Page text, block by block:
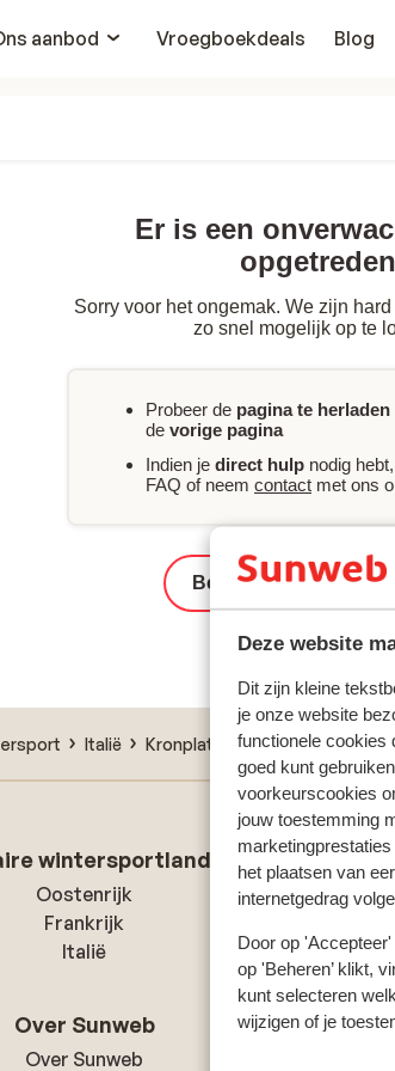
Deze website
Dit zijn kleine
je onze website
functionele cookies
goed kunt
voorkeurscookies
jouw toestemming
het plaatsen van
internetgedrag
Door op
op 'Beheren’ klikt,
kunt selecteren
wijzigen of je
aanbod
Vroegboekdeals Blog
Er is een
opgetreden
Sorry voor het ongemak. We zijn
zo snel mogelijk op te
Probeer de pagina te herladen
de vorige pagina
Indien je direct hulp nodig
FAQ of neem contact met ons
Bekijk het volledige
Italië Kronplatz San Lorenzo
wintersportlanden
Oostenrijk
Frankrijk
Italië
Over Sunweb
Over Sunweb